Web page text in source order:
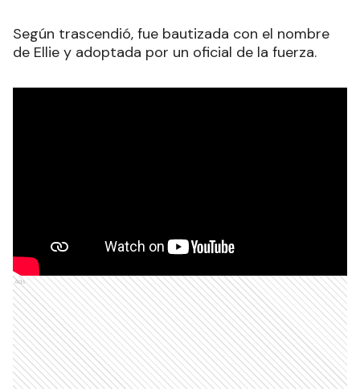
Según trascendió, fue bautizada con el nombre
de Ellie y adoptada por un oficial de la fuerza.
Ads